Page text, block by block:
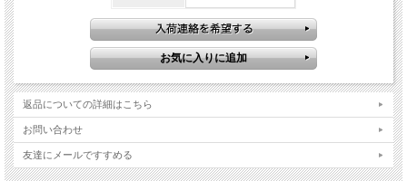
返品についての詳細はこちら
お問い合わせ
友達にメールですすめる